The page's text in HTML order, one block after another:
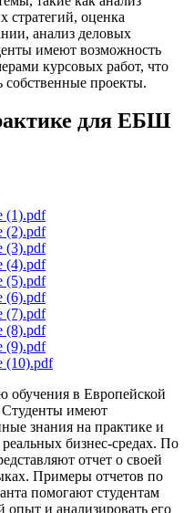
стратегий, оценка
анализ деловых
имеют возможность
курсовых работ, что
проекты.
для ЕБШ
(1).pdf
(2).pdf
(3).pdf
(4).pdf
(5).pdf
(6).pdf
(7).pdf
(8).pdf
(9).pdf
(10).pdf
обучения в Европейской
имеют
знания на практике и
бизнес-средах. По
отчет о своей
Примеры отчетов по
помогают студентам
опыт и анализировать его